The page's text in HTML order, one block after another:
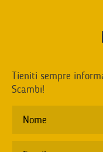
Tieniti sempre
Scambi!